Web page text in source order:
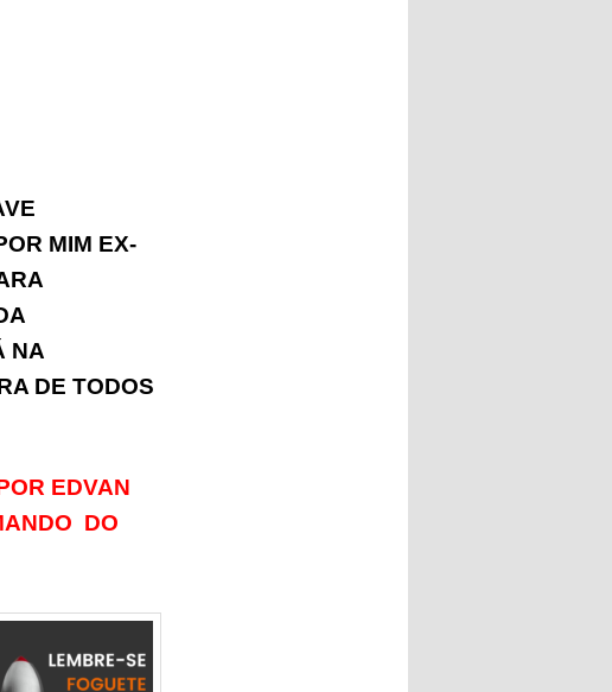
MIM EX-
NA
DE TODOS
EDVAN
DO